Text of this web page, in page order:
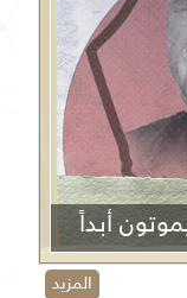
أبداً
المزيد